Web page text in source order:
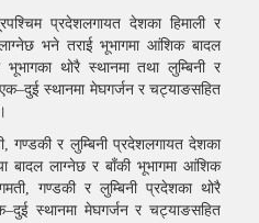
प्रदेशलगायत देशका हिमाली र
लाग्नेछ भने तराई भूभागमा आंशिक बादल
थोरै स्थानमा तथा लुम्बिनी र
स्थानमा मेघगर्जन र चट्याङसहित
गण्डकी र लुम्बिनी प्रदेशलगायत देशका
बादल लाग्नेछ र बाँकी भूभागमा आंशिक
गण्डकी र लुम्बिनी प्रदेशका थोरै
स्थानमा मेघगर्जन र चट्याङसहित